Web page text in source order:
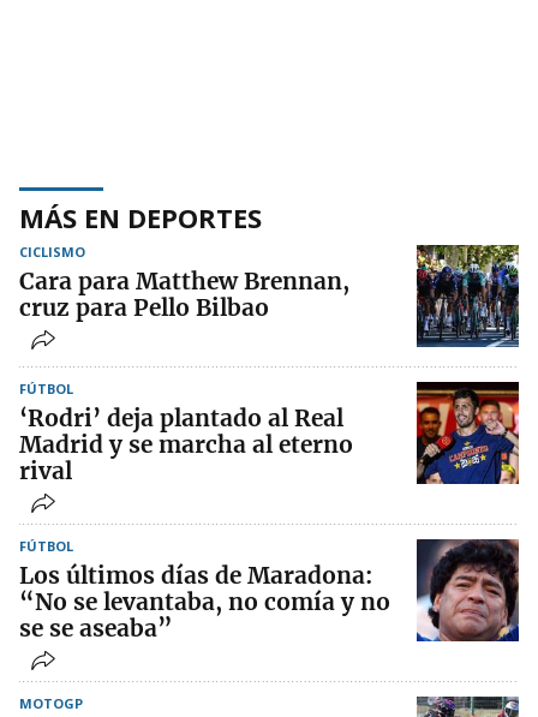
MÁS EN DEPORTES
CICLISMO
Cara para Matthew Brennan,
cruz para Pello Bilbao
FÚTBOL
‘Rodri’ deja plantado al Real
Madrid y se marcha al eterno
rival
FÚTBOL
Los últimos días de Maradona:
“No se levantaba, no comía y no
se se aseaba”
MOTOGP